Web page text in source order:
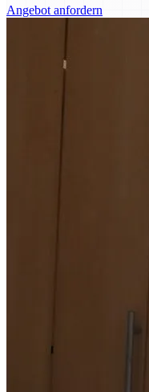
Angebot anfordern